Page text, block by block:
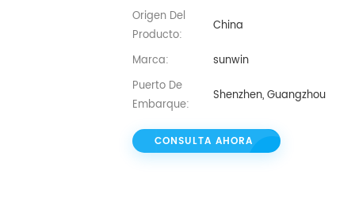
Origen Del
Producto:
China
Marca:
sunwin
Puerto De
Embarque:
Shenzhen, Guangzhou
CONSULTA AHORA